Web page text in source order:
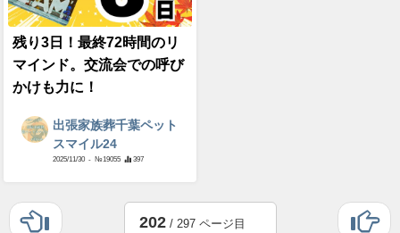
残り3日！最終72時間のリ
マインド。交流会での呼び
かけも力に！
出張家族葬千葉ペット
スマイル24
2025/11/30 - №19055 397
202/ 297 ページ目